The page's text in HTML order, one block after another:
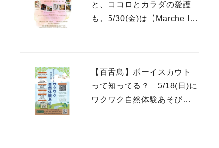
と、ココロとカラダの愛護
も。5/30(金)は【Marche I G
【百舌鳥】ボーイスカウト
って知ってる？ 5/18(日)に
ワクワク自然体験あそび開